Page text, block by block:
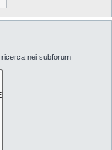
nei subforum